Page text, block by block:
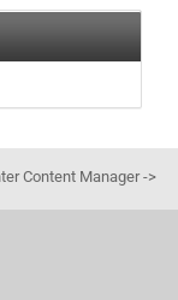
Content Manager ->